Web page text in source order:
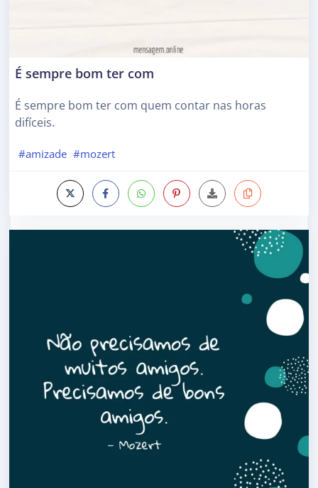
É sempre bom ter com
É sempre bom ter com quem contar nas horas
difíceis.
#amizade #mozert